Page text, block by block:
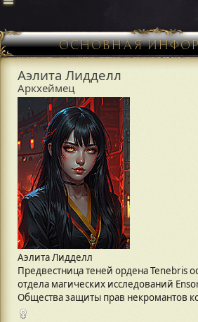
ОСНОВНАЯ
Аэлита Лидделл
Аркхеймец
Аэлита Лидделл
Предвестница теней ордена Tenebris
отдела магических исследований
Общества защиты прав некромантов